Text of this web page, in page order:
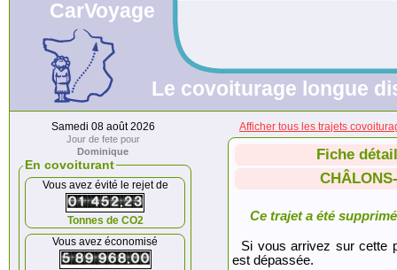
CarVoyage
Le covoiturage longue
Samedi 08 août 2026
Jour de fete pour
Dominique
En covoiturant
Vous avez évité le rejet de
Tonnes de CO2
Vous avez économisé
Afficher tous les trajets
Fiche
Ce trajet a été
Si vous arrivez sur cette
est dépassée.